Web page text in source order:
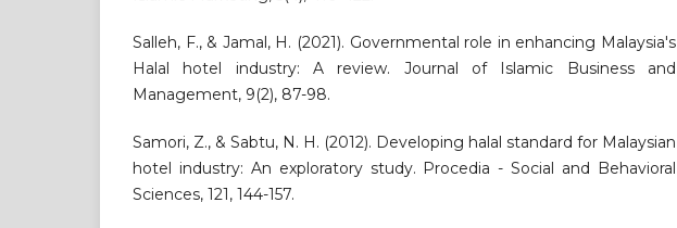
Salleh, F., & Jamal, H. (2021). Governmental role in enhancing Malaysia's
Halal hotel industry: A review. Journal of Islamic Business and
Management, 9(2), 87-98.
Samori, Z., & Sabtu, N. H. (2012). Developing halal standard for Malaysian
hotel industry: An exploratory study. Procedia - Social and Behavioral
Sciences, 121, 144-157.